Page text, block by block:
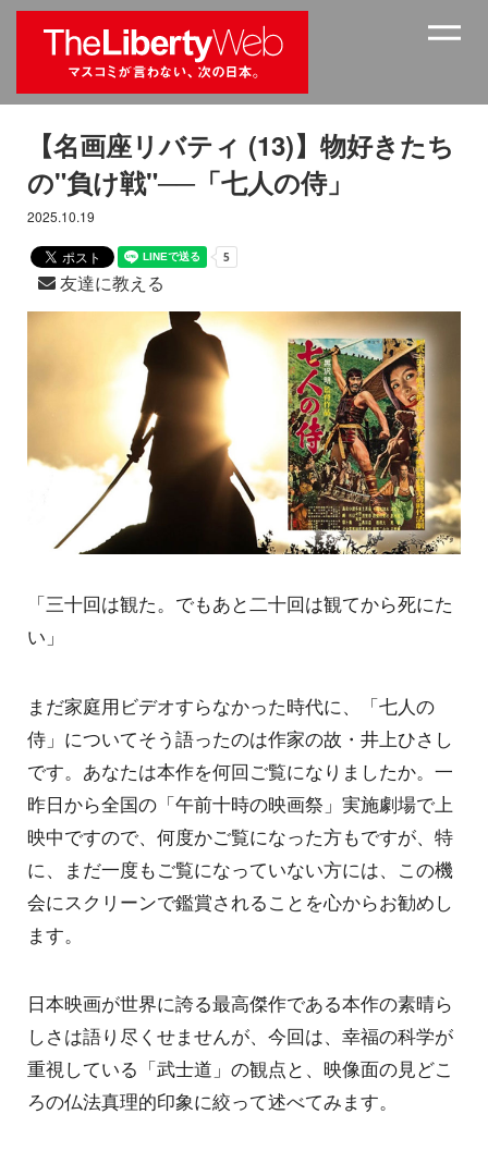
【名画座リバティ (13)】物好きたち
の"負け戦"──「七人の侍」
2025.10.19
友達に教える
「三十回は観た。でもあと二十回は観てから死にた
い」
まだ家庭用ビデオすらなかった時代に、「七人の
侍」についてそう語ったのは作家の故・井上ひさし
です。あなたは本作を何回ご覧になりましたか。一
昨日から全国の「午前十時の映画祭」実施劇場で上
映中ですので、何度かご覧になった方もですが、特
に、まだ一度もご覧になっていない方には、この機
会にスクリーンで鑑賞されることを心からお勧めし
ます。
日本映画が世界に誇る最高傑作である本作の素晴ら
しさは語り尽くせませんが、今回は、幸福の科学が
重視している「武士道」の観点と、映像面の見どこ
ろの仏法真理的印象に絞って述べてみます。